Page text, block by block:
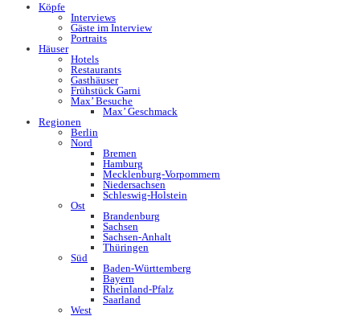
Köpfe
Interviews
Gäste im Interview
Portraits
Häuser
Hotels
Restaurants
Gasthäuser
Frühstück Garni
Max’ Besuche
Max’ Geschmack
Regionen
Berlin
Nord
Bremen
Hamburg
Mecklenburg-Vorpommern
Niedersachsen
Schleswig-Holstein
Ost
Brandenburg
Sachsen
Sachsen-Anhalt
Thüringen
Süd
Baden-Württemberg
Bayern
Rheinland-Pfalz
Saarland
West